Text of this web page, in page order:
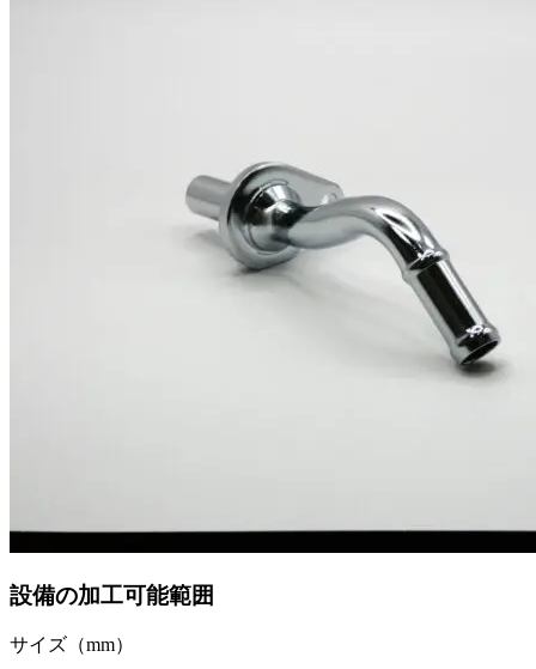
設備の加工可能範囲
サイズ（mm）